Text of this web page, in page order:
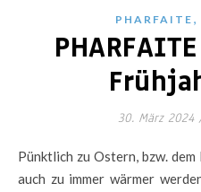
PHARFAITE ,
30. März 2024
Pünktlich zu Ostern, bzw. dem Kirschblütenfest, und natürlich
auch zu immer wärmer